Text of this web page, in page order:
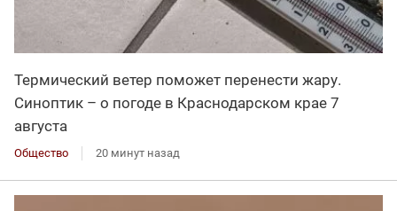
Термический ветер поможет перенести жару.
Синоптик – о погоде в Краснодарском крае 7
августа
Общество 20 минут назад